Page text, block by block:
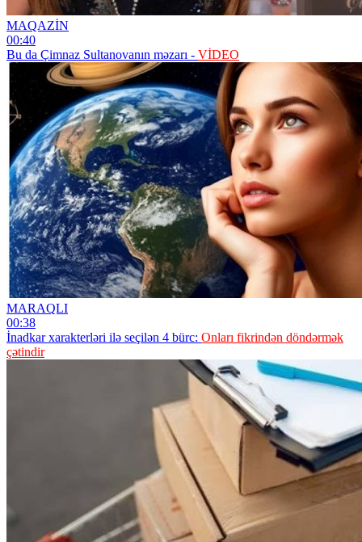
MAQAZİN
00:40
Bu da Çimnaz Sultanovanın məzarı - VİDEO
MARAQLI
00:38
İnadkar xarakterləri ilə seçilən 4 bürc: Onları fikrindən döndərmək
çətindir